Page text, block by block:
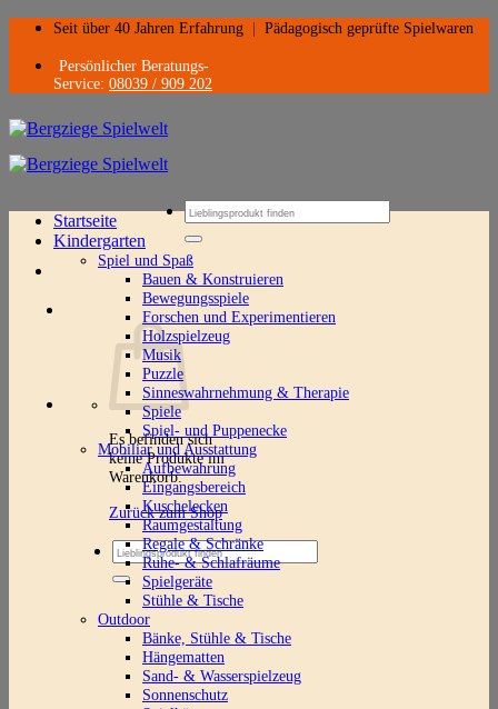
Zum
springen
Seit über 40 Jahren Erfahrung Pädagogisch geprüfte Spielwaren
Persönlicher Beratungs-
Service: 08039 / 909 202
Suchen
nach:
Es befinden sich
keine Produkte im
Warenkorb.
Zurück zum Shop
Suchen
nach:
Startseite
Kindergarten
Spiel und Spaß
Bauen & Konstruieren
Bewegungsspiele
Forschen und Experimentieren
Holzspielzeug
Musik
Puzzle
Sinneswahrnehmung & Therapie
Spiele
Spiel- und Puppenecke
Mobiliar und Ausstattung
Aufbewahrung
Eingangsbereich
Kuschelecken
Raumgestaltung
Regale & Schränke
Ruhe- & Schlafräume
Spielgeräte
Stühle & Tische
Outdoor
Bänke, Stühle & Tische
Hängematten
Sand- & Wasserspielzeug
Sonnenschutz